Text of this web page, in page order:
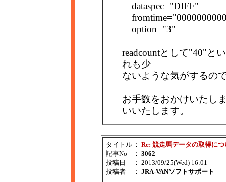
dataspec="DIFF"
option="3"
readcountとして"40"と
れも少
ないような気がするの
お手数をおかけいたし
いいたします。
タイトル ： Re: 競走馬データの取得につ
記事No
： 3062
投稿日
： 2013/09/25(Wed) 16:01
投稿者
： JRA-VANソフトサポート